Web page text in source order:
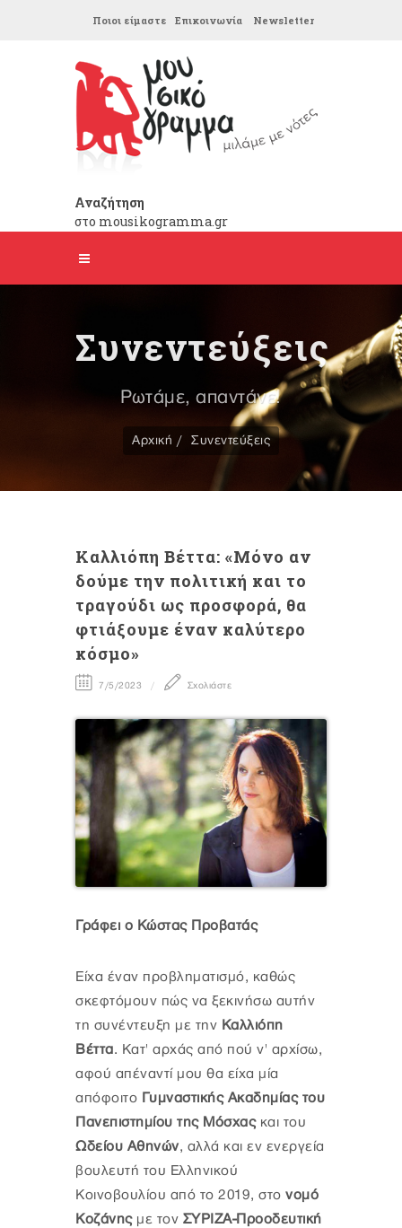
Ποιοι είμαστε Επικοινωνία Newsletter
Αναζήτηση
στο mousikogramma.gr
Συνεντεύξεις
Ρωτάμε, απαντάνε!
Αρχική Συνεντεύξεις
Καλλιόπη Bέττα: «Μόνο αν
δούμε την πολιτική και το
τραγούδι ως προσφορά, θα
φτιάξουμε έναν καλύτερο
κόσμο»
7/5/2023 Σχολιάστε
Γράφει ο Κώστας Προβατάς
Είχα έναν προβληματισμό, καθώς
σκεφτόμουν πώς να ξεκινήσω αυτήν
τη συνέντευξη με την Καλλιόπη
Βέττα. Κατ' αρχάς από πού ν' αρχίσω,
αφού απέναντί μου θα είχα μία
απόφοιτο Γυμναστικής Ακαδημίας του
Πανεπιστημίου της Μόσχαςκαι του
Ωδείου Αθηνών, αλλά και εν ενεργεία
βουλευτή του Ελληνικού
Κοινοβουλίου από το 2019, στο νομό
Κοζάνηςμε τον ΣΥΡΙΖΑ-Προοδευτική